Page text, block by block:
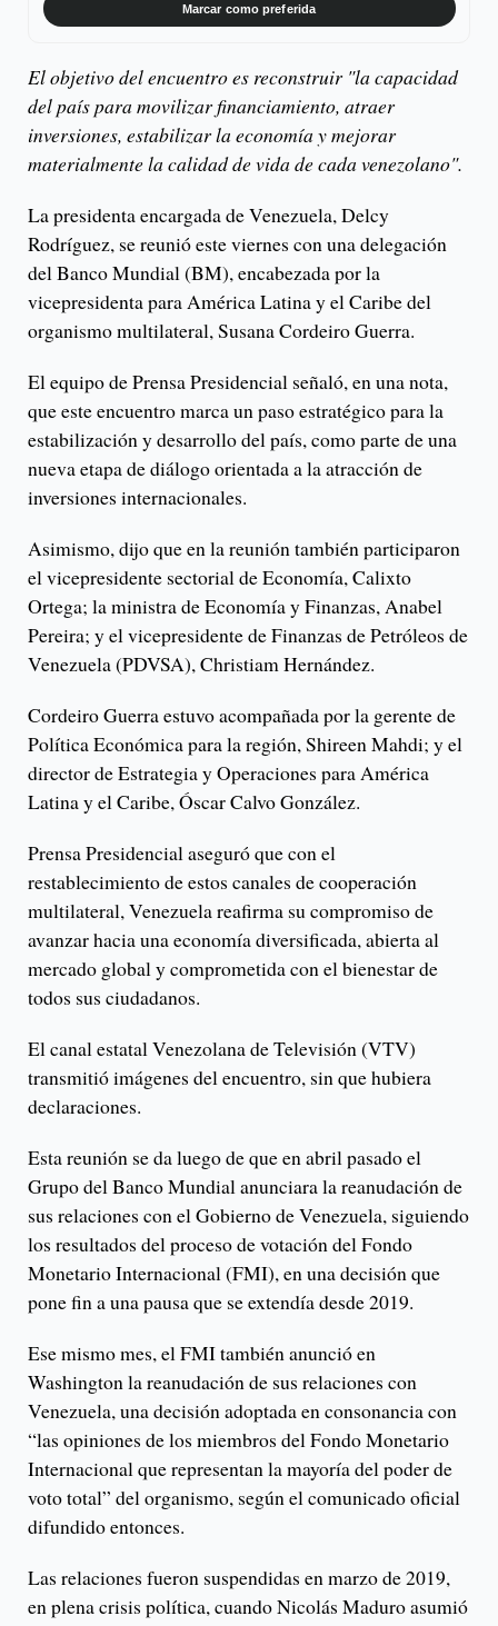
Marcar como preferida
El objetivo del encuentro es reconstruir "la capacidad
del país para movilizar financiamiento, atraer
inversiones, estabilizar la economía y mejorar
materialmente la calidad de vida de cada venezolano".
La presidenta encargada de Venezuela, Delcy
Rodríguez, se reunió este viernes con una delegación
del Banco Mundial (BM), encabezada por la
vicepresidenta para América Latina y el Caribe del
organismo multilateral, Susana Cordeiro Guerra.
El equipo de Prensa Presidencial señaló, en una nota,
que este encuentro marca un paso estratégico para la
estabilización y desarrollo del país, como parte de una
nueva etapa de diálogo orientada a la atracción de
inversiones internacionales.
Asimismo, dijo que en la reunión también participaron
el vicepresidente sectorial de Economía, Calixto
Ortega; la ministra de Economía y Finanzas, Anabel
Pereira; y el vicepresidente de Finanzas de Petróleos de
Venezuela (PDVSA), Christiam Hernández.
Cordeiro Guerra estuvo acompañada por la gerente de
Política Económica para la región, Shireen Mahdi; y el
director de Estrategia y Operaciones para América
Latina y el Caribe, Óscar Calvo González.
Prensa Presidencial aseguró que con el
restablecimiento de estos canales de cooperación
multilateral, Venezuela reafirma su compromiso de
avanzar hacia una economía diversificada, abierta al
mercado global y comprometida con el bienestar de
todos sus ciudadanos.
El canal estatal Venezolana de Televisión (VTV)
transmitió imágenes del encuentro, sin que hubiera
declaraciones.
Esta reunión se da luego de que en abril pasado el
Grupo del Banco Mundial anunciara la reanudación de
sus relaciones con el Gobierno de Venezuela, siguiendo
los resultados del proceso de votación del Fondo
Monetario Internacional (FMI), en una decisión que
pone fin a una pausa que se extendía desde 2019.
Ese mismo mes, el FMI también anunció en
Washington la reanudación de sus relaciones con
Venezuela, una decisión adoptada en consonancia con
“las opiniones de los miembros del Fondo Monetario
Internacional que representan la mayoría del poder de
voto total” del organismo, según el comunicado oficial
difundido entonces.
Las relaciones fueron suspendidas en marzo de 2019,
en plena crisis política, cuando Nicolás Maduro asumió